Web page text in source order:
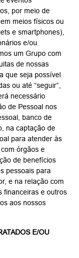
por meio de
meios físicos ou
e smartphones),
e/ou
um Grupo com
de nossas
que seja possível
ou até “seguir”,
necessário
de Pessoal nos
banco de
na captação de
para atender às
órgãos e
de benefícios
pessoais para
e na relação com
financeiras e outros
aos nossos
E/OU